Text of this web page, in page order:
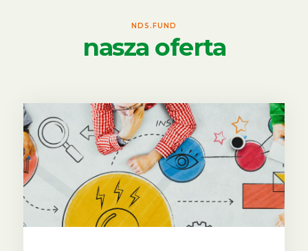
NDS.FUND
nasza oferta